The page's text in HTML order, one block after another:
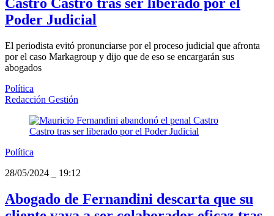
Castro Castro tras ser liberado por el
Poder Judicial
El periodista evitó pronunciarse por el proceso judicial que afronta
por el caso Markagroup y dijo que de eso se encargarán sus
abogados
Política
Redacción Gestión
Política
28/05/2024
19:12
Abogado de Fernandini descarta que su